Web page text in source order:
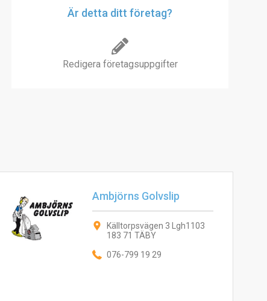
Är detta ditt företag?
Redigera företagsuppgifter
Ambjörns Golvslip
Källtorpsvägen 3 Lgh1103
183 71 TÄBY
076-799 19 29